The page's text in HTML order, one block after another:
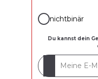
nichtbinär
Du kannst dein
Meine
E-